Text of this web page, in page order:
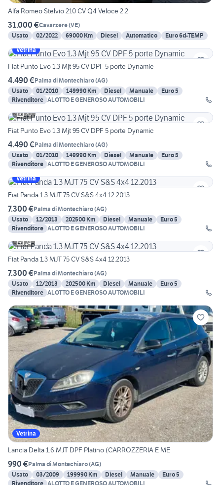
Alfa Romeo Stelvio 210 CV Q4 Veloce 2.2
31.000 €Cavarzere(VE)
Usato
02/2022 69000 Km Diesel Automatico
Euro 6d-TEMP
Vetrina
Fiat Punto Evo 1.3 Mjt 95 CV DPF 5 porte Dynamic
4.490 €Palma di Montechiaro(AG)
Usato
01/2010 149990 Km Diesel Manuale
Euro 5
Rivenditore ALOTTO E GENEROSO AUTOMOBILI
20
Fiat Punto Evo 1.3 Mjt 95 CV DPF 5 porte Dynamic
4.490 €Palma di Montechiaro(AG)
Usato
01/2010 149990 Km Diesel Manuale
Euro 5
Rivenditore ALOTTO E GENEROSO AUTOMOBILI
Vetrina
Fiat Panda 1.3 MJT 75 CV S&S 4x4 12.2013
7.300 €Palma di Montechiaro(AG)
Usato
12/2013 202500 Km Diesel Manuale
Euro 5
Rivenditore ALOTTO E GENEROSO AUTOMOBILI
24
Fiat Panda 1.3 MJT 75 CV S&S 4x4 12.2013
7.300 €Palma di Montechiaro(AG)
Usato
12/2013 202500 Km Diesel Manuale
Euro 5
Rivenditore ALOTTO E GENEROSO AUTOMOBILI
Vetrina
Lancia Delta 1.6 MJT DPF Platino (CARROZZERIA E ME
990 €Palma di Montechiaro(AG)
Usato
03/2009 199990 Km Diesel Manuale
Euro 5
Rivenditore ALOTTO E GENEROSO AUTOMOBILI